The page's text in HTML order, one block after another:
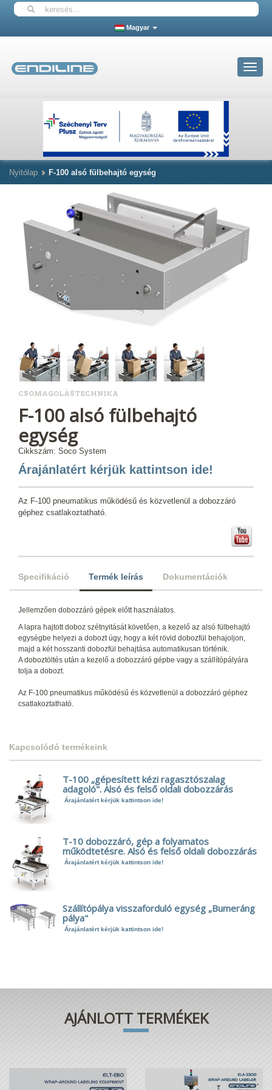
Magyar
Toggle
Nyitólap F-100 alsó fülbehajtó egység
CSOMAGOLÁSTECHNIKA
F-100 alsó fülbehajtó
egység
Cikkszám: Soco System
Árajánlatért kérjük kattintson ide!
Az F-100 pneumatikus működésű és közvetlenül a dobozzáró
géphez csatlakoztatható.
Specifikáció Termék leírás Dokumentációk
Jellemzően dobozzáró gépek előtt használatos.
A lapra hajtott doboz szétnyitását követően, a kezelő az alsó fülbehajtó
egységbe helyezi a dobozt úgy, hogy a két rövid dobozfül behajoljon,
majd a két hosszanti dobozfül behajtása automatikusan történik.
A doboztöltés után a kezelő a dobozzáró gépbe vagy a szállítópályára
tolja a dobozt.
Az F-100 pneumatikus működésű és közvetlenül a dobozzáró géphez
csatlakoztatható.
Kapcsolódó termékeink
T-100 „gépesített kézi ragasztószalag
adagoló". Alsó és felső oldali dobozzárás
Árajánlatért kérjük kattintson ide!
T-10 dobozzáró, gép a folyamatos
működtetésre. Alsó és felső oldali dobozzárás
Árajánlatért kérjük kattintson ide!
Szállítópálya visszaforduló egység „Bumeráng
pálya"
Árajánlatért kérjük kattintson ide!
AJÁNLOTT TERMÉKEK